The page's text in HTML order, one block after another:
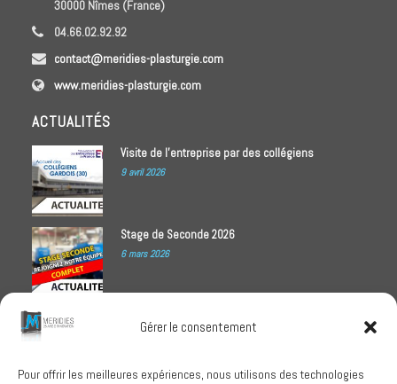
Gérer le consentement
Pour offrir les meilleures expériences, nous utilisons des technologies
30000 Nîmes (France)
04.66.02.92.92
contact@meridies-plasturgie.com
www.meridies-plasturgie.com
ACTUALITÉS
Visite de l’entreprise par des collégiens
9 avril 2026
Stage de Seconde 2026
6 mars 2026
1 octobre 2025